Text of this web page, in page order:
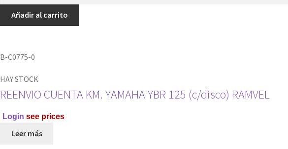
B-C0775-0
EMBRAGUE
110
RAMVEL
Añadir al carrito
HAY STOCK
REENVIO CUENTA KM. YAMAHA YBR 125 (c/disco) RAMVEL
Login see prices
Leer más